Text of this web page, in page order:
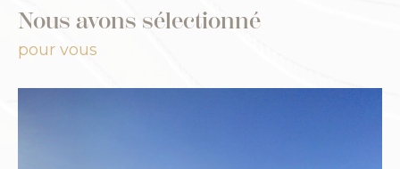
Nous avons sélectionné
pour vous